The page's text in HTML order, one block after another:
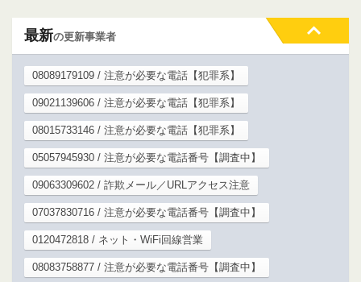
最新の更新事業者
08089179109 / 注意が必要な電話【犯罪系】
09021139606 / 注意が必要な電話【犯罪系】
08015733146 / 注意が必要な電話【犯罪系】
05057945930 / 注意が必要な電話番号【調査中】
09063309602 / 詐欺メール／URLアクセス注意
07037830716 / 注意が必要な電話番号【調査中】
0120472818 / ネット・WiFi回線営業
08083758877 / 注意が必要な電話番号【調査中】